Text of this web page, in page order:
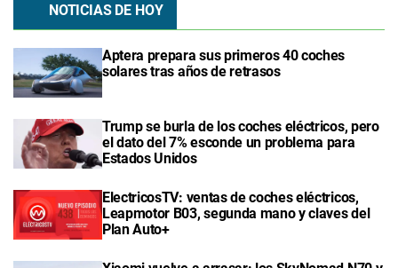
NOTICIAS DE HOY
Aptera prepara sus primeros 40 coches
solares tras años de retrasos
Trump se burla de los coches eléctricos, pero
el dato del 7% esconde un problema para
Estados Unidos
ElectricosTV: ventas de coches eléctricos,
Leapmotor B03, segunda mano y claves del
Plan Auto+